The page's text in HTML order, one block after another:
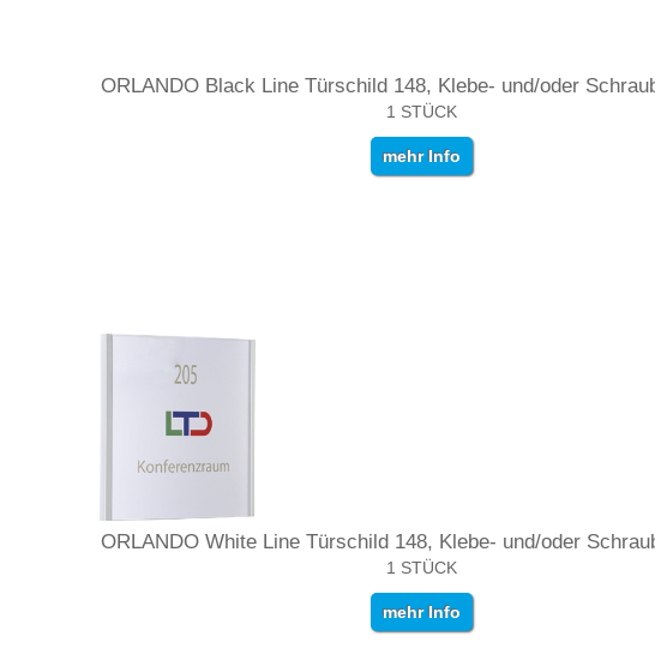
ORLANDO Black Line Türschild 148, Klebe- und/oder
1 STÜCK
mehr Info
ORLANDO White Line Türschild 148, Klebe- und/oder
1 STÜCK
mehr Info